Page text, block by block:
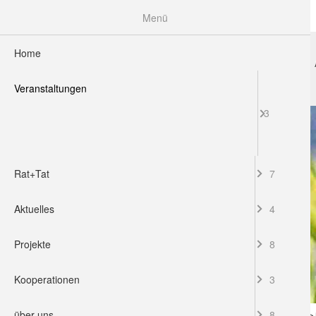
Menü
Home
Veranstaltungen
3
Rat+Tat 7
Aktuelles 4
Projekte 8
Kooperationen 3